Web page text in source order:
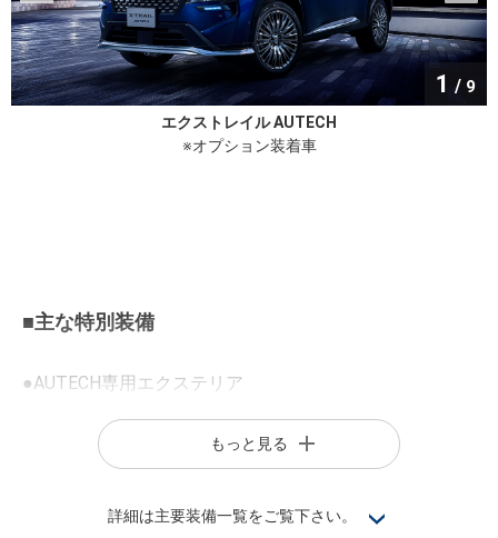
1 / 9
エクストレイル AUTECH
※オプション装着車
■主な特別装備
●AUTECH専用エクステリア
・フロントプロテクター(メタル調フィニッシュ)
・サイドシルグロスモール&ダーククロムフィニッシャー
もっと見る
詳細は主要装備一覧をご覧下さい。